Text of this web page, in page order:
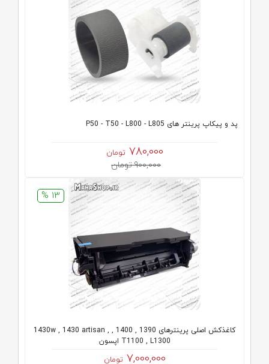
پد و پیکاپ پرینتر های P50 - T50 - L800 - L805
780,000 تومان
900,000 تومان
13 %
کاغذکش اصلی پرینترهای 1390 , 1400 , 1430w , 1430 artisan ,
T1100 , L1300 اپسون
7,000,000 تومان